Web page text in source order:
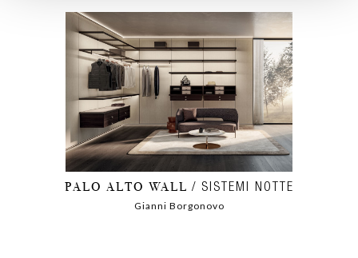
PALO ALTO WALL SISTEMI NOTTE
Gianni Borgonovo